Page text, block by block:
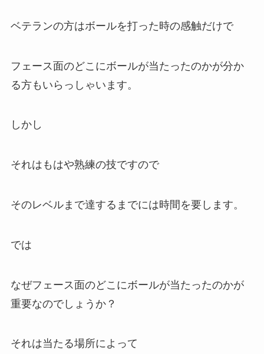
ベテランの方はボールを打った時の感触だけで
フェース面のどこにボールが当たったのかが分か
る方もいらっしゃいます。
しかし
それはもはや熟練の技ですので
そのレベルまで達するまでには時間を要します。
では
なぜフェース面のどこにボールが当たったのかが
重要なのでしょうか？
それは当たる場所によって